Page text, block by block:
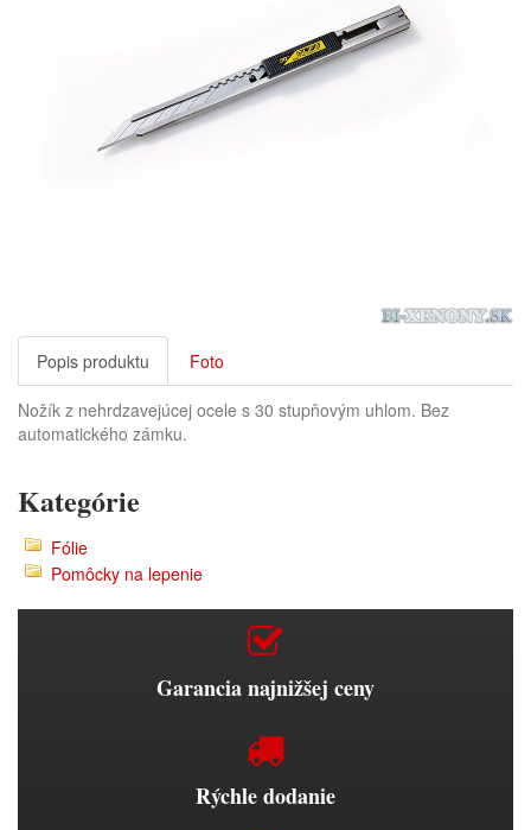
Popis produktu Foto
Nožík z nehrdzavejúcej ocele s 30 stupňovým uhlom. Bez
automatického zámku.
Kategórie
Fólie
Pomôcky na lepenie
Garancia najnižšej ceny
Rýchle dodanie